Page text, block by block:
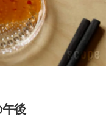
後